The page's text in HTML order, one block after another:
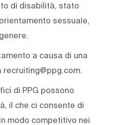
di disabilità, stato
sessuale,
a causa di una
recruiting@ppg.com.
di PPG possono
il che ci consente di
modo competitivo nei